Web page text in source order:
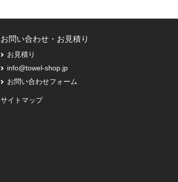
お問い合わせ・お見積り
お見積り
info@towel-shop.jp
お問い合わせフォーム
サイトマップ